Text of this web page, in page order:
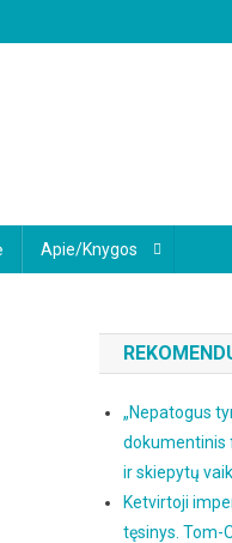
Apie/knygos
„Nepatogus
dokumentinis
ir skiepytų
Ketvirtoji
tęsinys. Tom-